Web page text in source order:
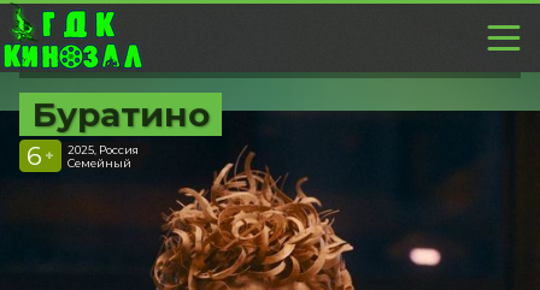
Буратино
6 +
2025, Россия
Семейный